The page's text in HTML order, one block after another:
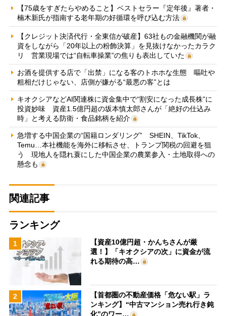
【75歳をすぎたらやめること】ベストセラー『定年後』著者・
楠木新氏が指南する老年期の好循環を呼び込む方法
【クレジット決済代行・全東信が破産】63社もの金融機関が融
資をしながら「20年以上の粉飾決算」を見抜けなかったカラク
リ 営業現場では“自転車操業”の焦りも表出していた
お酒を提供する店で「出禁」になる客のトホホな生態 嘔吐や
粗相だけじゃない、店側が嫌がる“最悪の客”とは
キオクシアなどAI関連株に資金集中で“割安になった成長株”に
投資妙味 資産1.5億円超の坂本慎太郎さんが「絶好の仕込み
時」と考える防衛・食品銘柄を紹介
急増する中国企業の“国籍ロンダリング” SHEIN、TikTok、
Temu…本社機能を海外に移転させ、トランプ関税の回避を狙
う 現地人を隠れ蓑にした中国企業の農業参入・土地取得への
懸念も
関連記事
ランキング
1
【資産10億円超・かんちさんが厳
選！】「キオクシアの次」に資金が流
れる期待の高…
2
【首都圏の不動産価格「危ない駅」ラ
ンキング】“中古マンション売れ行き鈍
化”のワー…